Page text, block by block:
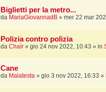
Biglietti per la metro...
da MariaGiovannadB » mer 22 mar
Polizia contro polizia
da Chaìr » gio 24 nov 2022, 10:43 » in
Cane
da Malatesta » gio 3 nov 2022, 16:33 »